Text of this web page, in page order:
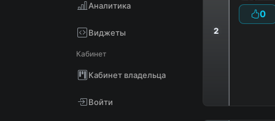
Аналитика
Виджеты
Кабинет
Кабинет владельца
Войти
2
0